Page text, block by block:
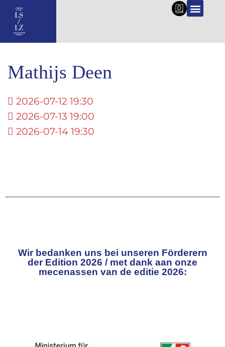
DE
Mathijs Deen
2026-07-12 19:30
2026-07-13 19:00
2026-07-14 19:30
Wir bedanken uns bei unseren Förderern
der Edition 2026 / met dank aan onze
mecenassen van de editie 2026: